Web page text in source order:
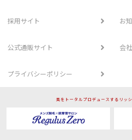
採用サイト お
公式通販サイト 会
プライバシーポリシー
美をトータルプロデュースするリッ